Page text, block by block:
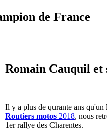
de France
Romain Cauquil et
Il y a plus de qurante ans qu'un
Routiers motos 2018, nous
1er rallye des Charentes.